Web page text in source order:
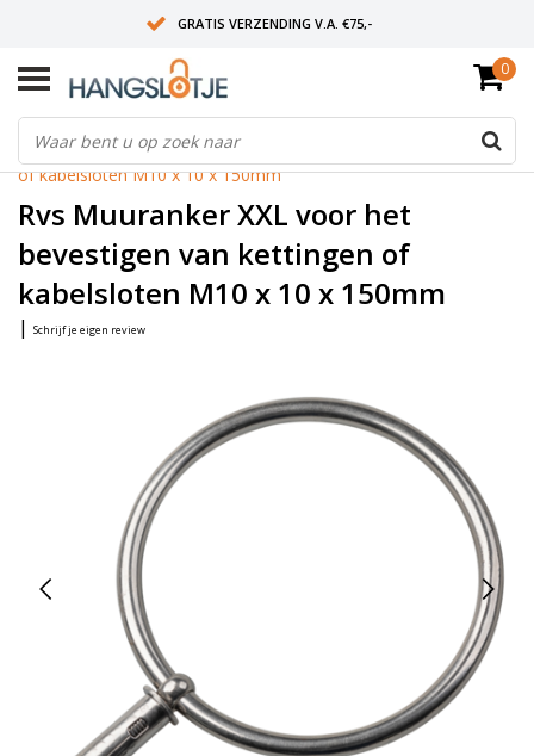
GRATIS VERZENDING V.A. €75,-
OP WERKDAGEN VOOR 15:00 BESTELD? VOLGENDE DAG OP SLOT!
ALLES UIT VOORRAAD
0
Home/ Rvs Muuranker XXL voor het bevestigen van kettingen
of kabelsloten M10 x 10 x 150mm
Rvs Muuranker XXL voor het
bevestigen van kettingen of
kabelsloten M10 x 10 x 150mm
| Schrijf je eigen review